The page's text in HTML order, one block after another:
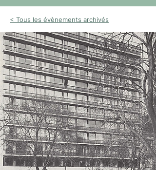
< Tous les évènements archivés